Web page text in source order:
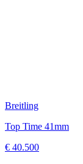
Breitling
Top Time 41mm
€ 40.500